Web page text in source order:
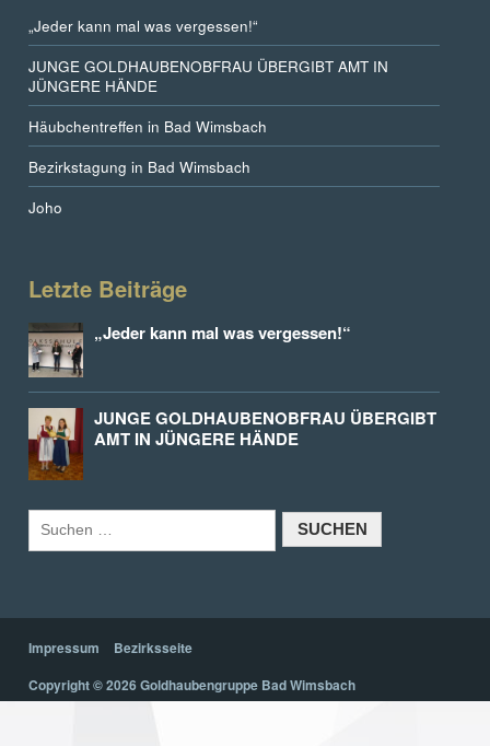
„Jeder kann mal was vergessen!“
JUNGE GOLDHAUBENOBFRAU ÜBERGIBT AMT IN
JÜNGERE HÄNDE
Häubchentreffen in Bad Wimsbach
Bezirkstagung in Bad Wimsbach
Joho
Letzte Beiträge
„Jeder kann mal was vergessen!“
JUNGE GOLDHAUBENOBFRAU ÜBERGIBT
AMT IN JÜNGERE HÄNDE
Impressum
Bezirksseite
Copyright © 2026 Goldhaubengruppe Bad Wimsbach